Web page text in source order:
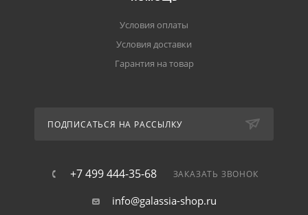
Условия оплаты
Условия доставки
Гарантия на товар
ПОДПИСАТЬСЯ НА РАССЫЛКУ
+7 499 444-35-68 ЗАКАЗАТЬ ЗВОНОК
info@galassia-shop.ru